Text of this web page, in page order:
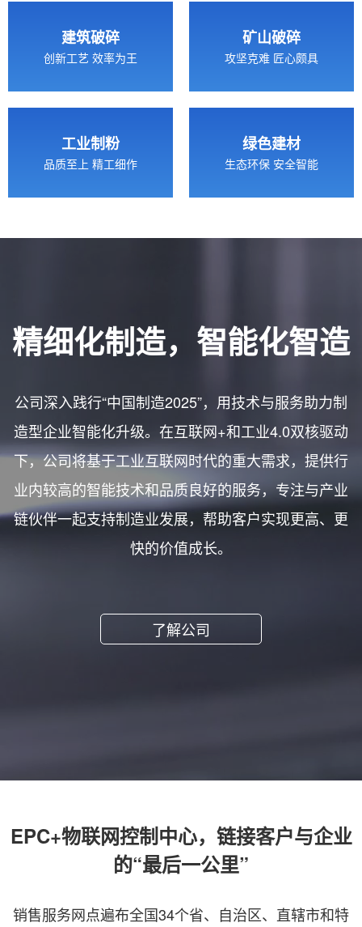
建筑破碎
创新工艺 效率为王
矿山破碎
攻坚克难 匠心颇具
工业制粉
品质至上 精工细作
绿色建材
生态环保 安全智能
精细化制造，智能化智造
公司深入践行“中国制造2025”，用技术与服务助力制
造型企业智能化升级。在互联网+和工业4.0双核驱动
下，公司将基于工业互联网时代的重大需求，提供行
业内较高的智能技术和品质良好的服务，专注与产业
链伙伴一起支持制造业发展，帮助客户实现更高、更
快的价值成长。
了解公司
EPC+物联网控制中心，链接客户与企业
的“最后一公里”
销售服务网点遍布全国34个省、自治区、直辖市和特